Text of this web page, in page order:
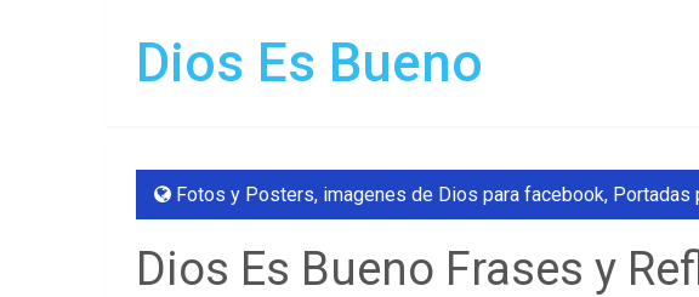
Dios Es Bueno
Fotos y Posters, imagenes de Dios para facebook, Portadas
Dios Es Bueno Frases y